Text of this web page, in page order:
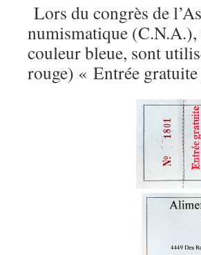
Lors du congrès de
numismatique (C.N.A.),
couleur bleue, sont
rouge) « Entrée